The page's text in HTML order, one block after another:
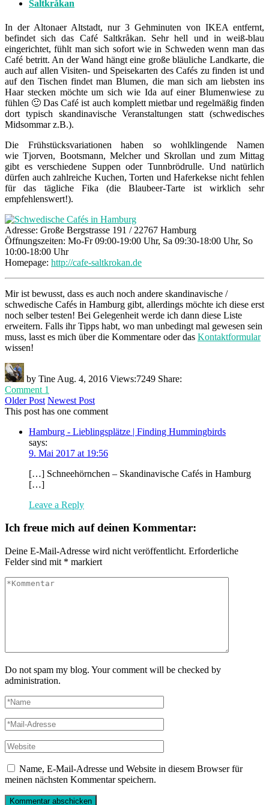
Saltkråkan
In der Altonaer Altstadt, nur 3 Gehminuten von IKEA entfernt,
befindet sich das Café Saltkråkan. Sehr hell und in weiß-blau
eingerichtet, fühlt man sich sofort wie in Schweden wenn man das
Café betritt. An der Wand hängt eine große bläuliche Landkarte, die
auch auf allen Visiten- und Speisekarten des Cafés zu finden ist und
auf den Tischen findet man Blumen, die man sich am liebsten ins
Haar stecken möchte um sich wie Ida auf einer Blumenwiese zu
fühlen 🙂 Das Café ist auch komplett mietbar und regelmäßig finden
dort typisch skandinavische Veranstaltungen statt (schwedisches
Midsommar z.B.).
Die Frühstücksvariationen haben so wohlklingende Namen
wie Tjorven, Bootsmann, Melcher und Skrollan und zum Mittag
gibt es verschiedene Suppen oder Tunnbrödrulle. Und natürlich
dürfen auch zahlreiche Kuchen, Torten und Haferkekse nicht fehlen
für das tägliche Fika (die Blaubeer-Tarte ist wirklich sehr
empfehlenswert!).
Adresse: Große Bergstrasse 191 / 22767 Hamburg
Öffnungszeiten: Mo-Fr 09:00-19:00 Uhr, Sa 09:30-18:00 Uhr, So
10:00-18:00 Uhr
Homepage: http://cafe-saltkrokan.de
Mir ist bewusst, dass es auch noch andere skandinavische /
schwedische Cafés in Hamburg gibt, allerdings möchte ich diese erst
noch selber testen! Bei Gelegenheit werde ich dann diese Liste
erweitern. Falls ihr Tipps habt, wo man unbedingt mal gewesen sein
muss, lasst es mich über die Kommentare oder das Kontaktformular
wissen!
by Tine Aug. 4, 2016 Views:7249 Share:
Comment 1
Older Post Newest Post
This post has one comment
Hamburg - Lieblingsplätze | Finding Hummingbirds
says:
9. Mai 2017 at 19:56
[…] Schneehörnchen – Skandinavische Cafés in Hamburg
[…]
Leave a Reply
Ich freue mich auf deinen Kommentar:
Deine E-Mail-Adresse wird nicht veröffentlicht. Erforderliche
Felder sind mit * markiert
Do not spam my blog. Your comment will be checked by
administration.
Name, E-Mail-Adresse und Website in diesem Browser für
meinen nächsten Kommentar speichern.